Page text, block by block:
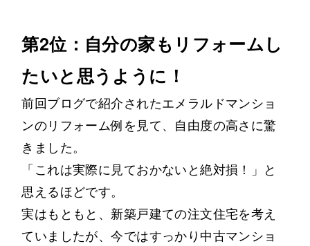
第2位：自分の家もリフォームし
たいと思うように！
前回ブログで紹介されたエメラルドマンショ
ンのリフォーム例を見て、自由度の高さに驚
きました。
「これは実際に見ておかないと絶対損！」と
思えるほどです。
実はもともと、新築戸建ての注文住宅を考え
ていましたが、今ではすっかり中古マンショ